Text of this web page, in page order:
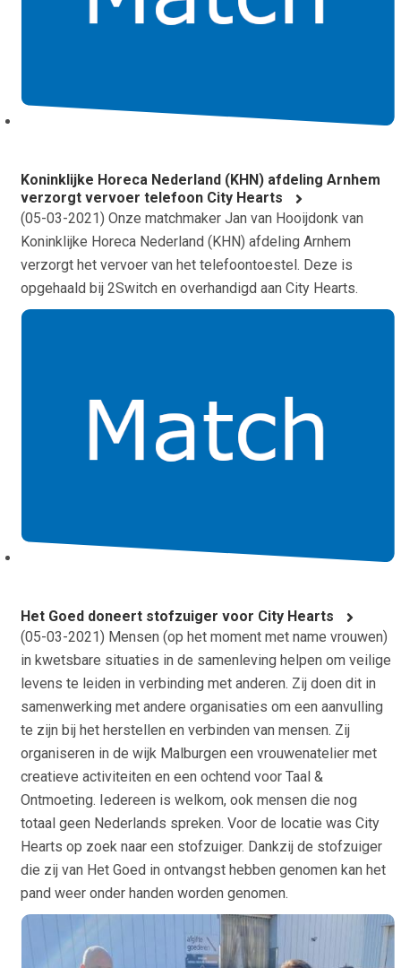
Koninklijke Horeca Nederland (KHN) afdeling Arnhem
verzorgt vervoer telefoon City Hearts
(05-03-2021) Onze matchmaker Jan van Hooijdonk van
Koninklijke Horeca Nederland (KHN) afdeling Arnhem
verzorgt het vervoer van het telefoontoestel. Deze is
opgehaald bij 2Switch en overhandigd aan City Hearts.
Het Goed doneert stofzuiger voor City Hearts
(05-03-2021) Mensen (op het moment met name vrouwen)
in kwetsbare situaties in de samenleving helpen om veilige
levens te leiden in verbinding met anderen. Zij doen dit in
samenwerking met andere organisaties om een aanvulling
te zijn bij het herstellen en verbinden van mensen. Zij
organiseren in de wijk Malburgen een vrouwenatelier met
creatieve activiteiten en een ochtend voor Taal &
Ontmoeting. Iedereen is welkom, ook mensen die nog
totaal geen Nederlands spreken. Voor de locatie was City
Hearts op zoek naar een stofzuiger. Dankzij de stofzuiger
die zij van Het Goed in ontvangst hebben genomen kan het
pand weer onder handen worden genomen.